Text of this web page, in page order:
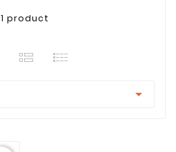
1 product
